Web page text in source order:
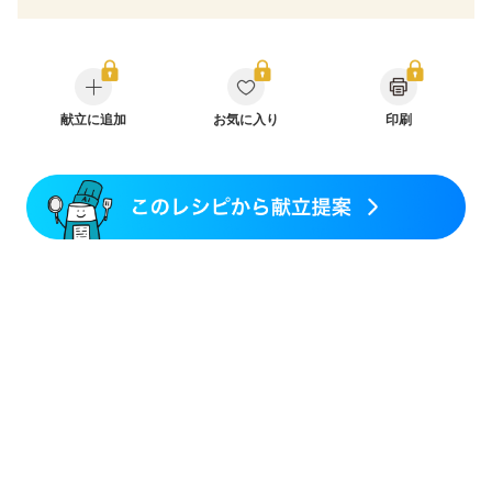
乳がん（ホルモン療法中）
乳がん（放射線治療中）
乳がん治療を終えた方・経過観察中の方など
飲み込みにくい
味の感じ方が変わった
食欲がない
妊婦健診・血糖値が気になる（初期）
妊娠糖尿病(初期)
産後（母乳）
産後（混合栄養）
産後（ミルク）
献立に追加 お気に入り 印刷